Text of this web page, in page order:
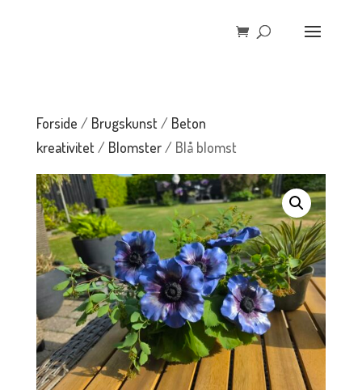
Forside / Brugskunst/ Beton
kreativitet/ Blomster/ Blå blomst